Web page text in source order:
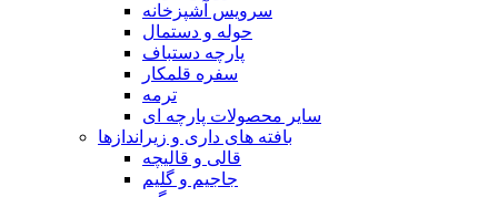
سرویس آشپزخانه
حوله و دستمال
پارچه دستباف
سفره قلمکار
ترمه
سایر محصولات پارچه ای
بافته های داری و زیراندازها
قالی و قالیچه
جاجیم و گلیم